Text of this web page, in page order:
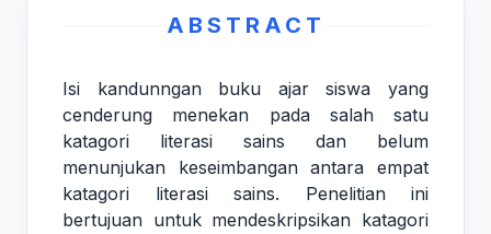
ABSTRACT
Isi kandunngan buku ajar siswa yang
cenderung menekan pada salah satu
katagori literasi sains dan belum
menunjukan keseimbangan antara empat
katagori literasi sains. Penelitian ini
bertujuan untuk mendeskripsikan katagori